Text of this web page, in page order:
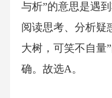
与析”的意思是遇
阅读思考、分析疑
大树，可笑不自量
确。故选A。